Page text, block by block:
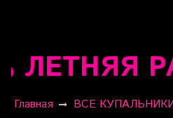
Главная ВСЕ